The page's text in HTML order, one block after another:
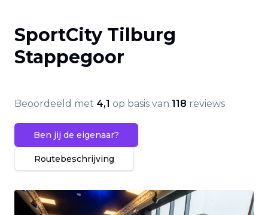
SportCity Tilburg
Stappegoor
Beoordeeld met 4,1 op basis van 118 reviews
Ben jij de eigenaar?
Routebeschrijving